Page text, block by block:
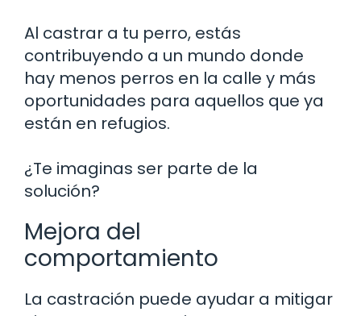
Al castrar a tu perro, estás
contribuyendo a un mundo donde
hay menos perros en la calle y más
oportunidades para aquellos que ya
están en refugios.
¿Te imaginas ser parte de la
solución?
Mejora del
comportamiento
La castración puede ayudar a mitigar